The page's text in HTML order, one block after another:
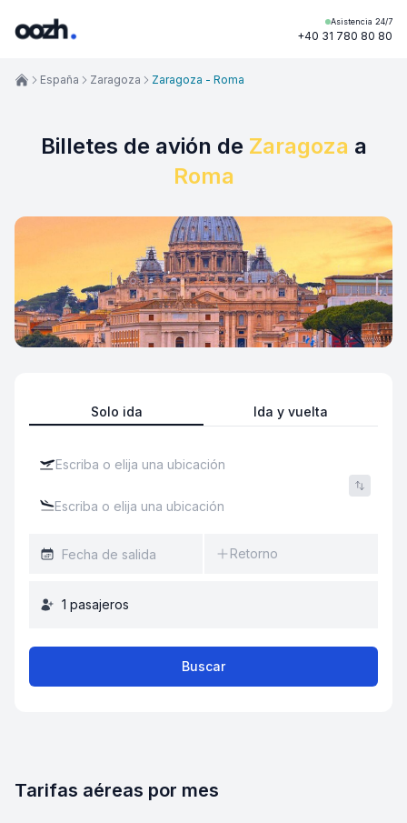
Asistencia 24/7
+40 31 780 80 80
Billetes de avión de Zaragoza a
Roma
Solo ida Ida y vuelta
Retorno
1 pasajeros
Buscar
España Zaragoza Zaragoza - Roma
Tarifas aéreas por mes